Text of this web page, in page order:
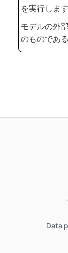
を実行します
モデルの外
のものであ
Data